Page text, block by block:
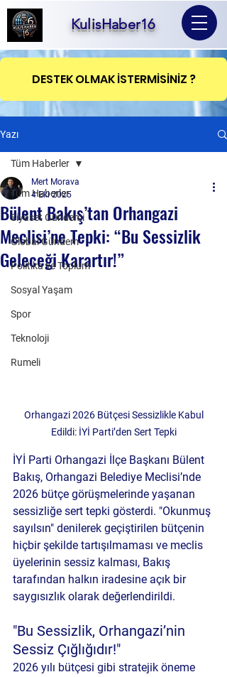
KulisHaber16
DESTEK OLMAK İSTERMİSİNİZ ?
Yazı
Tüm Haberler
Siyaset Gündemi
Global Gündem
Politika ve Toplum
Sosyal Yaşam
Spor
Teknoloji
Rumeli
Tüm Haberler
Bülent Bakış’tan Orhangazi
Meclisi’ne Tepki: “Bu Sessizlik
Geleceği Karartır!”
Mert Morava
4 Eki 2025
Orhangazi 2026 Bütçesi Sessizlikle Kabul
Edildi: İYİ Parti’den Sert Tepki
İYİ Parti Orhangazi İlçe Başkanı Bülent
Bakış, Orhangazi Belediye Meclisi’nde
2026 bütçe görüşmelerinde yaşanan
sessizliğe sert tepki gösterdi. "Okunmuş
sayılsın" denilerek geçiştirilen bütçenin
hiçbir şekilde tartışılmaması ve meclis
üyelerinin sessiz kalması, Bakış
tarafından halkın iradesine açık bir
saygısızlık olarak değerlendirildi.
"Bu Sessizlik, Orhangazi’nin
Sessiz Çığlığıdır!"
2026 yılı bütçesi gibi stratejik öneme